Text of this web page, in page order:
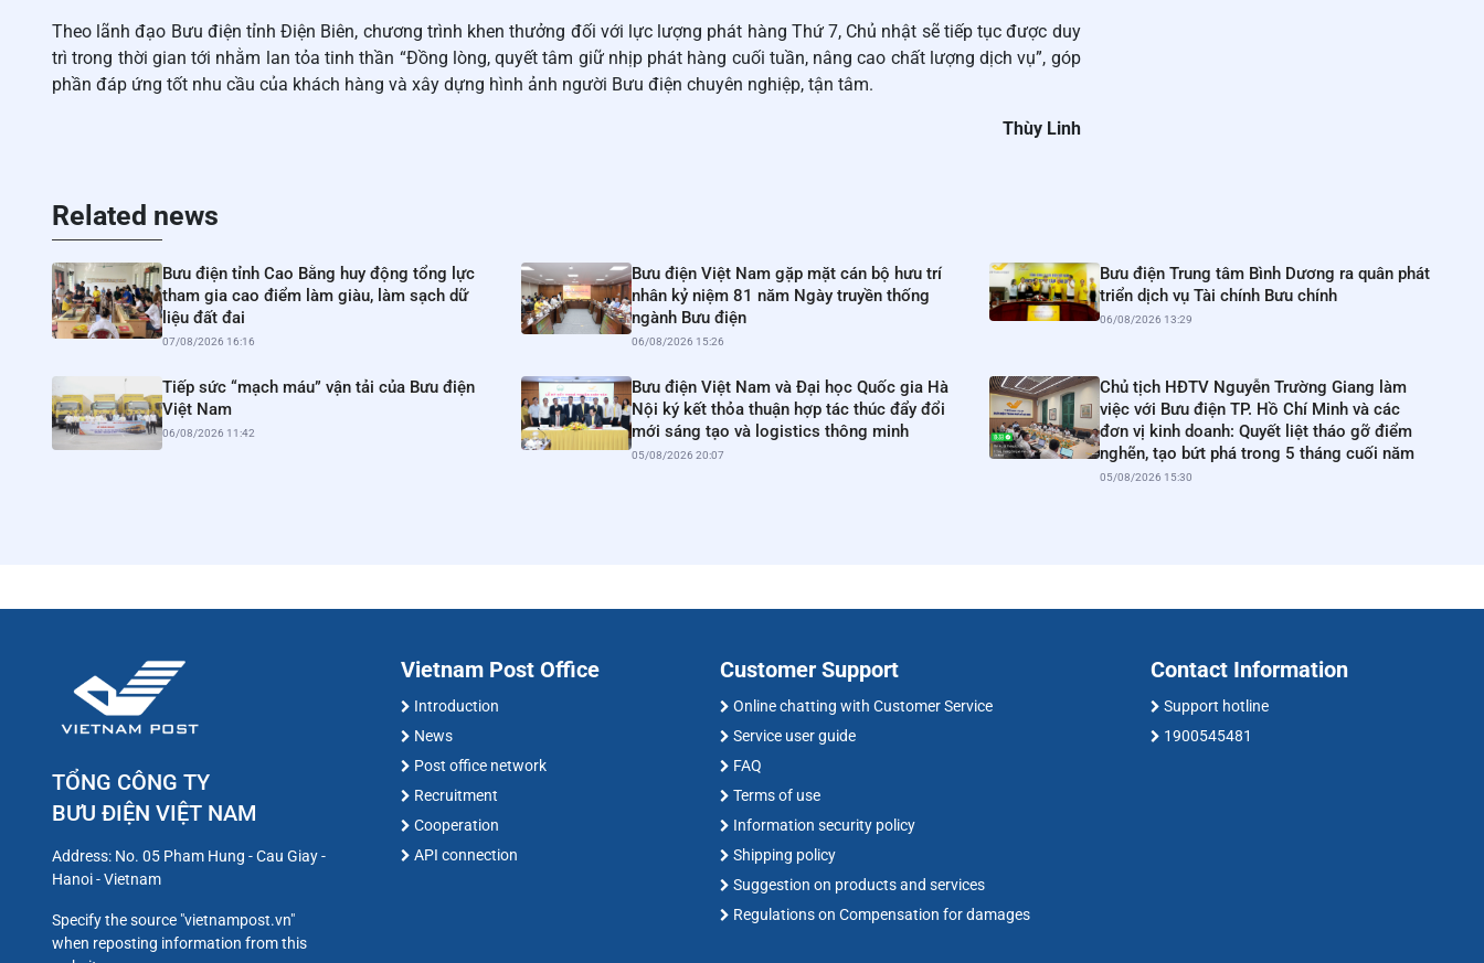
Theo lãnh đạo Bưu điện tỉnh Điện Biên, chương trình khen thưởng đối với lực lượng phát hàng Thứ 7, Chủ nhật sẽ tiếp tục được duy
trì trong thời gian tới nhằm lan tỏa tinh thần “Đồng lòng, quyết tâm giữ nhịp phát hàng cuối tuần, nâng cao chất lượng dịch vụ”, góp
phần đáp ứng tốt nhu cầu của khách hàng và xây dựng hình ảnh người Bưu điện chuyên nghiệp, tận tâm.
Thùy Linh
Related news
Bưu điện tỉnh Cao Bằng huy động tổng lực
tham gia cao điểm làm giàu, làm sạch dữ
liệu đất đai
07/08/2026 16:16
Bưu điện Việt Nam gặp mặt cán bộ hưu trí
nhân kỷ niệm 81 năm Ngày truyền thống
ngành Bưu điện
06/08/2026 15:26
Bưu điện Trung tâm Bình Dương ra quân phát
triển dịch vụ Tài chính Bưu chính
06/08/2026 13:29
Tiếp sức “mạch máu” vận tải của Bưu điện
Việt Nam
06/08/2026 11:42
Bưu điện Việt Nam và Đại học Quốc gia Hà
Nội ký kết thỏa thuận hợp tác thúc đẩy đổi
mới sáng tạo và logistics thông minh
05/08/2026 20:07
Chủ tịch HĐTV Nguyễn Trường Giang làm
việc với Bưu điện TP. Hồ Chí Minh và các
đơn vị kinh doanh: Quyết liệt tháo gỡ điểm
nghẽn, tạo bứt phá trong 5 tháng cuối năm
05/08/2026 15:30
TỔNG CÔNG TY
BƯU ĐIỆN VIỆT NAM
Address: No. 05 Pham Hung - Cau Giay -
Hanoi - Vietnam
Specify the source "vietnampost.vn"
when reposting information from this
Vietnam Post Office
Introduction
News
Post office network
Recruitment
Cooperation
API connection
Customer Support
Online chatting with Customer Service
Service user guide
FAQ
Terms of use
Information security policy
Shipping policy
Suggestion on products and services
Regulations on Compensation for damages
Contact Information
Support hotline
1900545481